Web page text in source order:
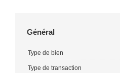
Général
Type de bien
Type de transaction